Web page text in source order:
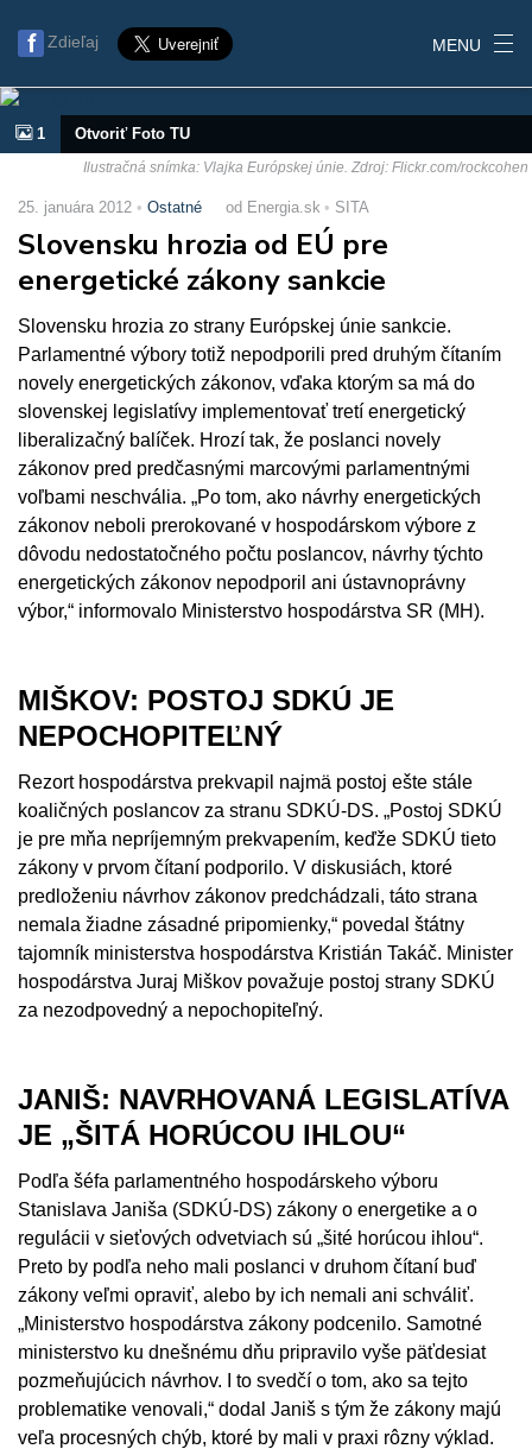
Zdieľaj MENU
1 Otvoriť Foto TU
Ilustračná snímka: Vlajka Európskej únie. Zdroj: Flickr.com/rockcohen
25. januára 2012 Ostatné od Energia.sk SITA
Slovensku hrozia od EÚ pre
energetické zákony sankcie
Slovensku hrozia zo strany Európskej únie sankcie.
Parlamentné výbory totiž nepodporili pred druhým čítaním
novely energetických zákonov, vďaka ktorým sa má do
slovenskej legislatívy implementovať tretí energetický
liberalizačný balíček. Hrozí tak, že poslanci novely
zákonov pred predčasnými marcovými parlamentnými
voľbami neschvália. „Po tom, ako návrhy energetických
zákonov neboli prerokované v hospodárskom výbore z
dôvodu nedostatočného počtu poslancov, návrhy týchto
energetických zákonov nepodporil ani ústavnoprávny
výbor,“ informovalo Ministerstvo hospodárstva SR (MH).
MIŠKOV: POSTOJ SDKÚ JE
NEPOCHOPITEĽNÝ
Rezort hospodárstva prekvapil najmä postoj ešte stále
koaličných poslancov za stranu SDKÚ-DS. „Postoj SDKÚ
je pre mňa nepríjemným prekvapením, keďže SDKÚ tieto
zákony v prvom čítaní podporilo. V diskusiách, ktoré
predloženiu návrhov zákonov predchádzali, táto strana
nemala žiadne zásadné pripomienky,“ povedal štátny
tajomník ministerstva hospodárstva Kristián Takáč. Minister
hospodárstva Juraj Miškov považuje postoj strany SDKÚ
za nezodpovedný a nepochopiteľný.
JANIŠ: NAVRHOVANÁ LEGISLATÍVA
JE „ŠITÁ HORÚCOU IHLOU“
Podľa šéfa parlamentného hospodárskeho výboru
Stanislava Janiša (SDKÚ-DS) zákony o energetike a o
regulácii v sieťových odvetviach sú „šité horúcou ihlou“.
Preto by podľa neho mali poslanci v druhom čítaní buď
zákony veľmi opraviť, alebo by ich nemali ani schváliť.
„Ministerstvo hospodárstva zákony podcenilo. Samotné
ministerstvo ku dnešnému dňu pripravilo vyše päťdesiat
pozmeňujúcich návrhov. I to svedčí o tom, ako sa tejto
problematike venovali,“ dodal Janiš s tým že zákony majú
veľa procesných chýb, ktoré by mali v praxi rôzny výklad.